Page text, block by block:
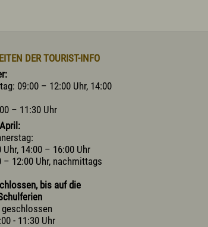
DER TOURIST-INFO
09:00 – 12:00 Uhr, 14:00
– 11:30 Uhr
14:00 – 16:00 Uhr
– 12:00 Uhr, nachmittags
bis auf die
- 11:30 Uhr